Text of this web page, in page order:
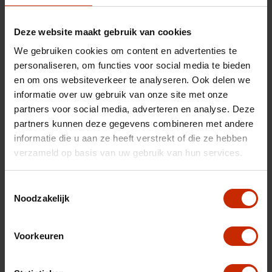
Deze website maakt gebruik van cookies
We gebruiken cookies om content en advertenties te
personaliseren, om functies voor social media te bieden
en om ons websiteverkeer te analyseren. Ook delen we
informatie over uw gebruik van onze site met onze
partners voor social media, adverteren en analyse. Deze
partners kunnen deze gegevens combineren met andere
informatie die u aan ze heeft verstrekt of die ze hebben
verzameld op basis van uw gebruik van hun services.
Noodzakelijk
Voorkeuren
Model
7
Type
1.5 GDI SHS-P Exclusive
Transmissie
Automaat
Brandstof
Hybride (benzine)
Gewicht
1770 kg
Max trekgewicht
1500 kg
C02 uitstoot
23 g/km
Energielabel
Cilinderinhoud